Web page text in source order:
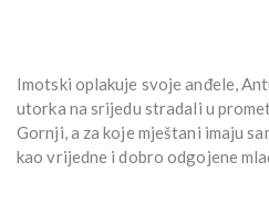
Imotski oplakuje svoje anđele,
utorka na srijedu stradali u
Gornji, a za koje mještani imaju
kao vrijedne i dobro odgojene